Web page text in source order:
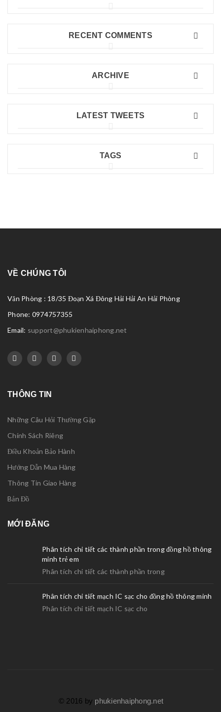
RECENT COMMENTS
ARCHIVE
LATEST TWEETS
TAGS
VỀ CHÚNG TÔI
Văn Phòng : 18/35 Đoạn Xá Đông Hải Hải An Hải Phòng
Phone: 0974757355
Email: support@phukienhaiphong.net
THÔNG TIN
Những Câu Hỏi Thường Gặp
Chính Sách Riêng
Điều Khoản Bảo Hành
Hướng Dẫn Mua Hàng
Thông Tin Giao Hàng
Bản Đồ
MỚI ĐĂNG
Phân tích chi tiết các thành phần trong đồng hồ thông
minh trẻ em
Phân tích chi tiết các thành phần trong
Phân tích chi tiết mạch IC sạc cho đồng hồ thông minh
Phân tích chi tiết mạch IC sạc cho
© 2016 by phukienhaiphong.net